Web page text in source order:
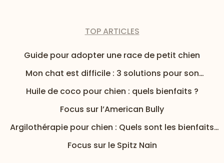
TOP ARTICLES
Guide pour adopter une race de petit chien
Mon chat est difficile : 3 solutions pour son
alimentation
Huile de coco pour chien : quels bienfaits ?
Focus sur l’American Bully
Argilothérapie pour chien : Quels sont les bienfaits
de l’argile pour mon chien ?
Focus sur le Spitz Nain